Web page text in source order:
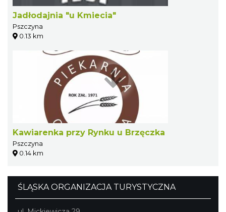
Jadłodajnia "u Kmiecia"
Pszczyna
0.13 km
Kawiarenka przy Rynku u Brzęczka
Pszczyna
0.14 km
ŚLĄSKA ORGANIZACJA TURYSTYCZNA